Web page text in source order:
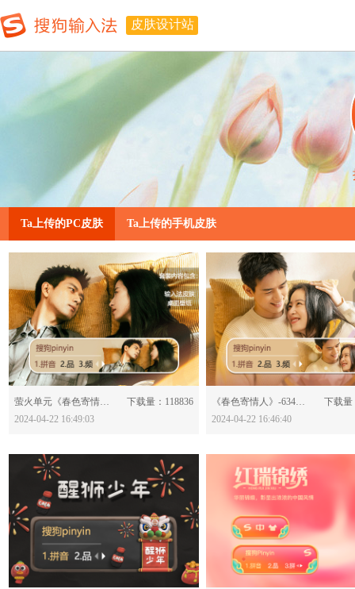
皮肤设计站
Ta上传的PC皮肤 Ta上传的手机皮肤
分享：
萤火单元《春色寄情人》-634062
下载量：118836
2024-04-22 16:49:03
分享：
《春色寄情人》-634061
下载量
2024-04-22 16:46:40